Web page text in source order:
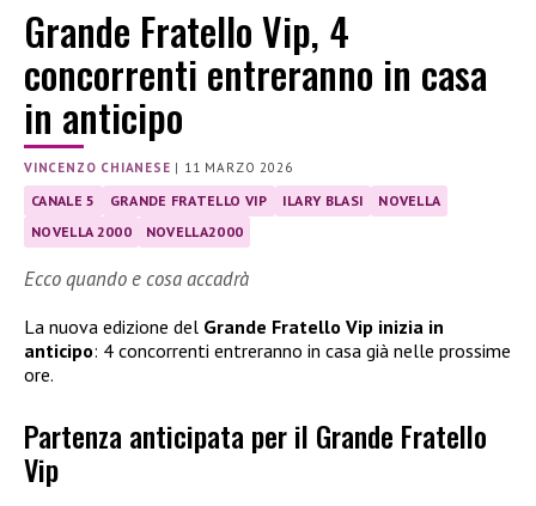
Grande Fratello Vip, 4
concorrenti entreranno in casa
in anticipo
VINCENZO CHIANESE | 11 MARZO 2026
CANALE 5 GRANDE FRATELLO VIP ILARY BLASI
NOVELLA
NOVELLA 2000
NOVELLA2000
Ecco quando e cosa accadrà
La nuova edizione del Grande Fratello Vip inizia in
anticipo: 4 concorrenti entreranno in casa già nelle prossime
ore.
Partenza anticipata per il Grande Fratello
Vip